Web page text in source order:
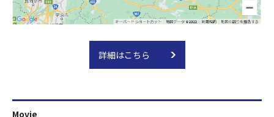
詳細はこちら
Movie